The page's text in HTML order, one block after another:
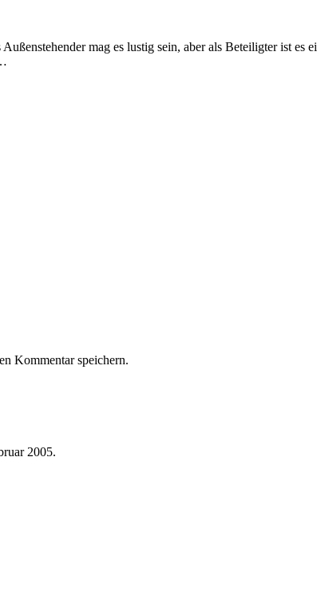
mag es lustig sein, aber als Beteiligter ist
Kommentar speichern.
2005.